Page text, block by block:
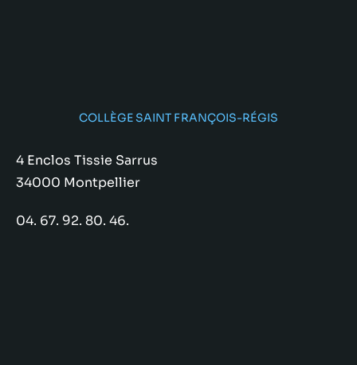
COLLÈGE SAINT FRANÇOIS-RÉGIS
4 Enclos Tissie Sarrus
34000 Montpellier
04. 67. 92. 80. 46.